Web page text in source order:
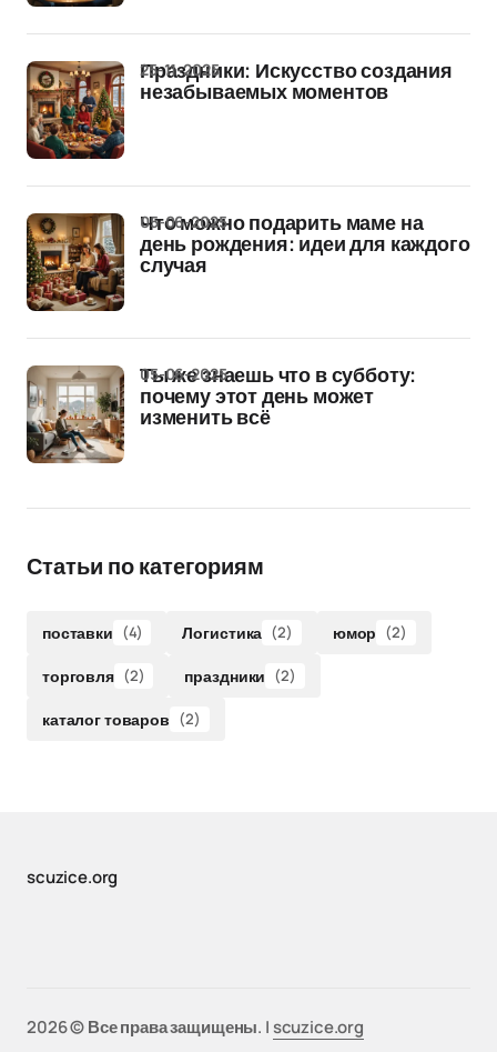
Праздники: Искусство создания
незабываемых моментов
25-11-2025
Что можно подарить маме на
день рождения: идеи для каждого
случая
05-06-2025
Ты же знаешь что в субботу:
почему этот день может
изменить всё
05-06-2025
Статьи по категориям
поставки (4) Логистика (2) юмор (2)
торговля (2) праздники (2)
каталог товаров (2)
scuzice.org
2026 © Все права защищены. | scuzice.org